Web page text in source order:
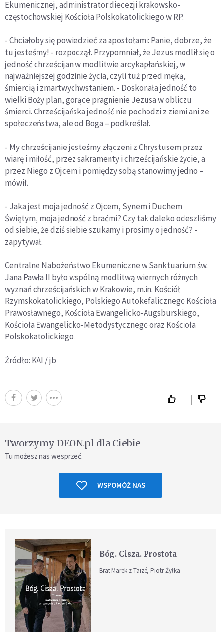
Ekumenicznej, administrator diecezji krakowsko-
częstochowskiej Kościoła Polskokatolickiego w RP.
- Chciałoby się powiedzieć za apostołami: Panie, dobrze, że
tu jesteśmy! - rozpoczął. Przypomniał, że Jezus modlił się o
jedność chrześcijan w modlitwie arcykapłańskiej, w
najważniejszej godzinie życia, czyli tuż przed męką,
śmiercią i zmartwychwstaniem. - Doskonała jedność to
wielki Boży plan, gorące pragnienie Jezusa w obliczu
śmierci. Chrześcijańska jedność nie pochodzi z ziemi ani ze
społeczeństwa, ale od Boga – podkreślał.
- My chrześcijanie jesteśmy złączeni z Chrystusem przez
wiarę i miłość, przez sakramenty i chrześcijańskie życie, a
przez Niego z Ojcem i pomiędzy sobą stanowimy jedno –
mówił.
- Jaka jest moja jedność z Ojcem, Synem i Duchem
Świętym, moja jedność z braćmi? Czy tak daleko odeszliśmy
od siebie, że dziś siebie szukamy i prosimy o jedność? -
zapytywał.
Centralne Nabożeństwo Ekumeniczne w Sanktuarium św.
Jana Pawła II było wspólną modlitwą wiernych różnych
wyznań chrześcijańskich w Krakowie, m.in. Kościół
Rzymskokatolickiego, Polskiego Autokefalicznego Kościoła
Prawosławnego, Kościoła Ewangelicko-Augsburskiego,
Kościoła Ewangelicko-Metodystycznego oraz Kościoła
Polskokatolickiego.
Źródło: KAI / jb
Tworzymy DEON.pl dla Ciebie
Tu możesz nas wesprzeć.
WSPOMÓŻ NAS
Bóg. Cisza. Prostota
Brat Marek z Taizé, Piotr Żyłka